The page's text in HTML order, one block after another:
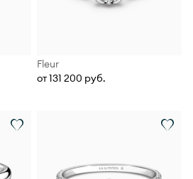
Fleur
от 131 200 руб.